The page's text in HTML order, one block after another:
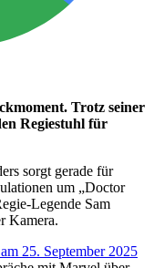
Trotz seiner
Regiestuhl für
sorgt gerade für
um „Doctor
Legende Sam
Kamera.
25. September 2025